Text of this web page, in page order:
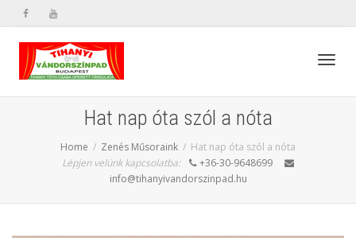
Hat nap óta szól a nóta
Home Zenés Műsoraink
Hat nap óta szól a nóta
Lépjen velünk kapcsolatba:
+36-30-9648699
info@tihanyivandorszinpad.hu